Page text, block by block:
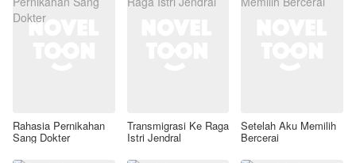
Rahasia Pernikahan
Sang Dokter
Transmigrasi Ke Raga
Istri Jendral
Setelah Aku Memilih
Bercerai